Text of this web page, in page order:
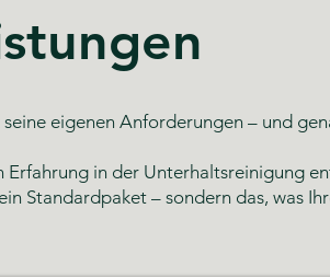
eigenen Anforderungen – und
in der Unterhaltsreinigung
Standardpaket – sondern das, was